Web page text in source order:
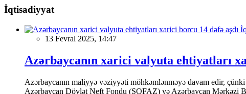
İqtisadiyyat
13 Fevral 2025, 14:47
Azərbaycanın xarici valyuta ehtiyatları
Azərbaycanın maliyyə vəziyyəti möhkəmlənməyə davam edir,
Azərbaycan Dövlət Neft Fondu (SOFAZ) və Azərbaycan Mərkəzi